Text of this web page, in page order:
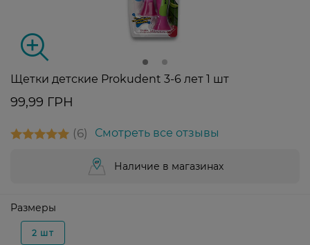
Щетки детские Prokudent 3-6 лет 1 шт
99,99 ГРН
6 Смотреть все отзывы
Наличие в магазинах
Размеры
2 шт